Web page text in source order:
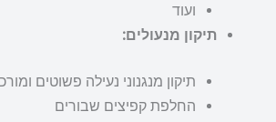
ועוד
תיקון מנעולים:
תיקון מנגנוני נעילה פשוטים
החלפת קפיצים שבורים